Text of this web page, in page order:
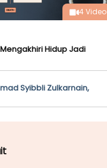
4 Video
Hidup Jadi
Syibbli Zulkarnain,